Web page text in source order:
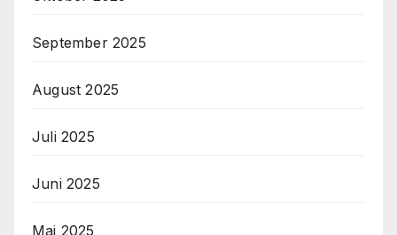
September 2025
August 2025
Juli 2025
Juni 2025
Mai 2025